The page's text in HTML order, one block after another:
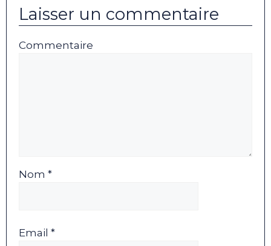
Laisser un commentaire
Commentaire
Nom *
Email *